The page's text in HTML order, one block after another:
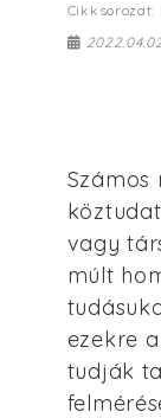
Cikksorozat:
Számos
vagy
múlt
ezekre
tudják